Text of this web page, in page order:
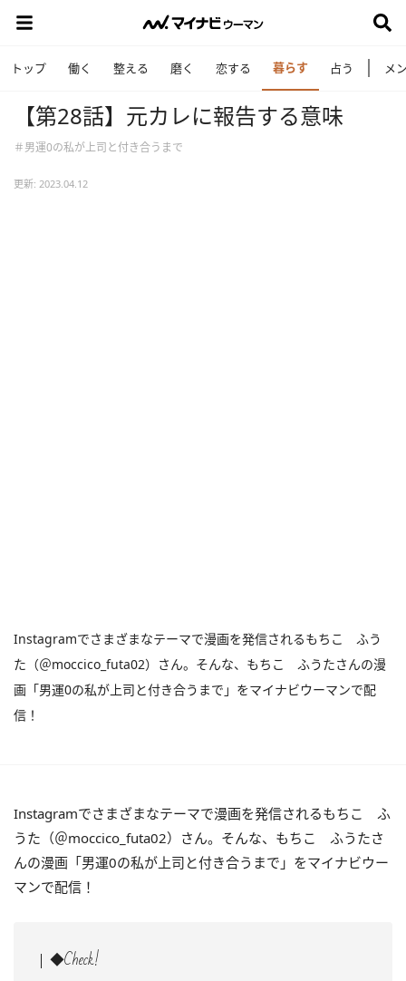
トップ 働く 整える 磨く 恋する 暮らす 占う メ
【第28話】元カレに報告する意味
＃男運0の私が上司と付き合うまで
更新: 2023.04.12
Instagramでさまざまなテーマで漫画を発信されるもちこ ふう
た（＠moccico_futa02）さん。そんな、もちこ ふうたさんの漫
画「男運0の私が上司と付き合うまで」をマイナビウーマンで配
信！
Instagramでさまざまなテーマで漫画を発信されるもちこ ふ
うた（＠moccico_futa02）さん。そんな、もちこ ふうたさ
んの漫画「男運0の私が上司と付き合うまで」をマイナビウー
マンで配信！
◆Check!